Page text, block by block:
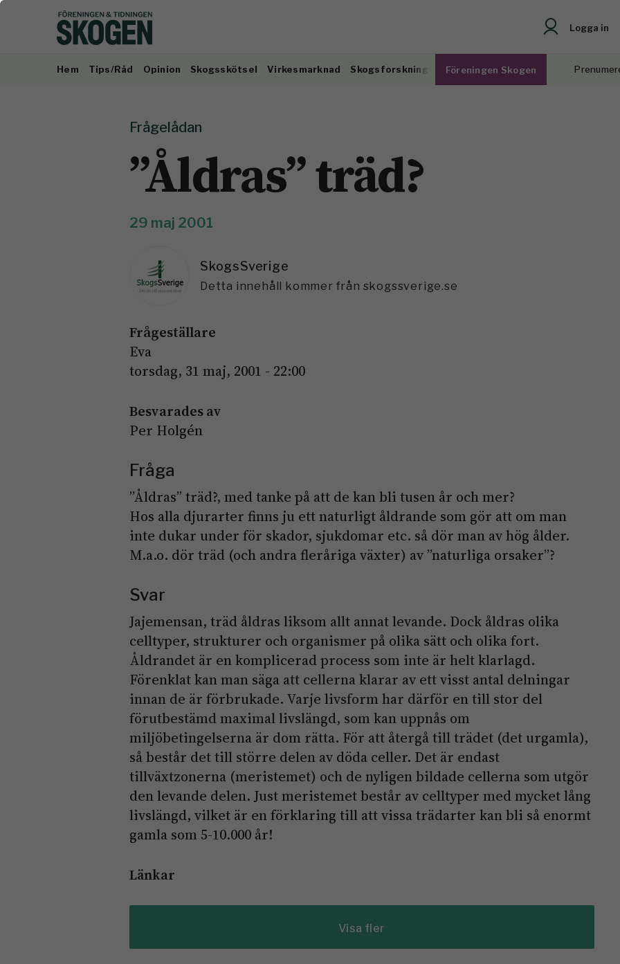
Logga in
Hem Tips/Råd Opinion Skogsskötsel Virkesmarknad Skogsforskning Föreningen Skogen
Frågelådan
”Åldras” träd?
29 maj 2001
SkogsSverige
Detta innehåll kommer från skogssverige.se
Frågeställare
Eva
torsdag, 31 maj, 2001 - 22:00
Besvarades av
Per Holgén
Fråga
”Åldras” träd?, med tanke på att de kan bli tusen år och mer?
Hos alla djurarter finns ju ett naturligt åldrande som gör att om man
inte dukar under för skador, sjukdomar etc. så dör man av hög ålder.
M.a.o. dör träd (och andra fleråriga växter) av ”naturliga orsaker”?
Svar
Jajemensan, träd åldras liksom allt annat levande. Dock åldras olika
celltyper, strukturer och organismer på olika sätt och olika fort.
Åldrandet är en komplicerad process som inte är helt klarlagd.
Förenklat kan man säga att cellerna klarar av ett visst antal delningar
innan de är förbrukade. Varje livsform har därför en till stor del
förutbestämd maximal livslängd, som kan uppnås om
miljöbetingelserna är dom rätta. För att återgå till trädet (det urgamla),
så består det till större delen av döda celler. Det är endast
tillväxtzonerna (meristemet) och de nyligen bildade cellerna som utgör
den levande delen. Just meristemet består av celltyper med mycket lång
livslängd, vilket är en förklaring till att vissa trädarter kan bli så enormt
gamla som 5-10.000 år!
Länkar
Visa fler